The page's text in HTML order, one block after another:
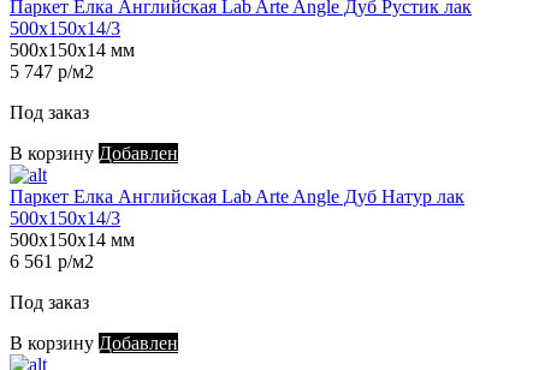
Паркет Елка Английская Lab Arte Angle Дуб Рустик лак
500х150х14/3
500х150х14 мм
5 747 р/м2
Под заказ
В корзину Добавлен
Паркет Елка Английская Lab Arte Angle Дуб Натур лак
500х150х14/3
500х150х14 мм
6 561 р/м2
Под заказ
В корзину Добавлен